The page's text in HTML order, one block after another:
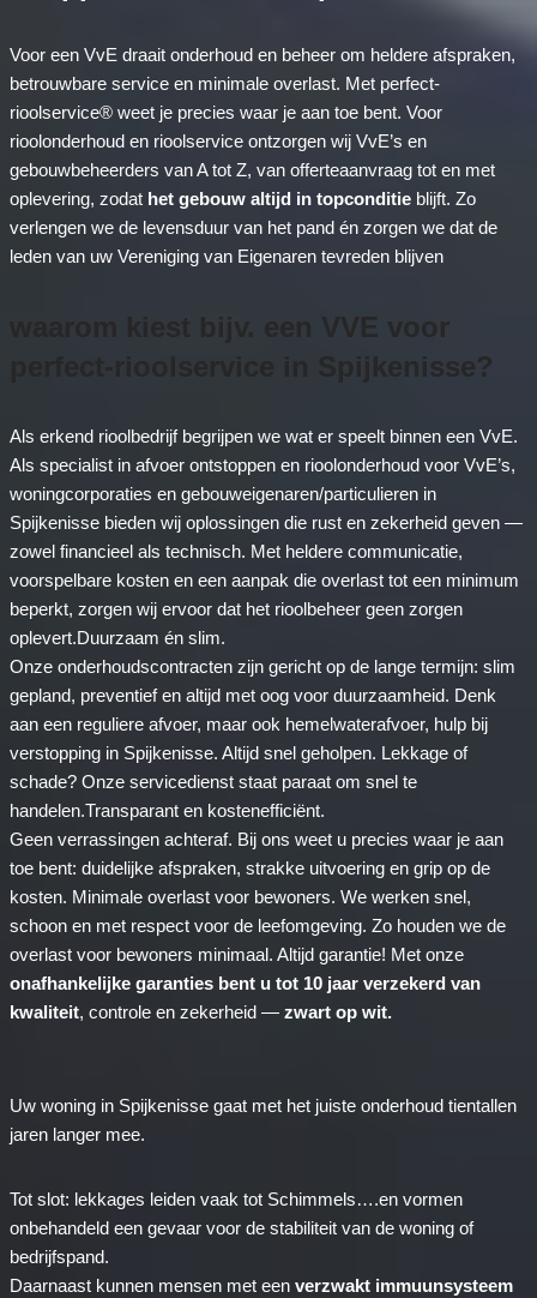
Voor een VvE draait onderhoud en beheer om heldere afspraken,
betrouwbare service en minimale overlast. Met perfect-
rioolservice® weet je precies waar je aan toe bent. Voor
rioolonderhoud en rioolservice ontzorgen wij VvE’s en
gebouwbeheerders van A tot Z, van offerteaanvraag tot en met
oplevering, zodat het gebouw altijd in topconditieblijft. Zo
verlengen we de levensduur van het pand én zorgen we dat de
leden van uw Vereniging van Eigenaren tevreden blijven
waarom kiest bijv. een VVE voor
perfect-rioolservice in Spijkenisse?
Als erkend rioolbedrijf begrijpen we wat er speelt binnen een VvE.
Als specialist in afvoer ontstoppen en rioolonderhoud voor VvE’s,
woningcorporaties en gebouweigenaren/particulieren in
Spijkenisse bieden wij oplossingen die rust en zekerheid geven —
zowel financieel als technisch. Met heldere communicatie,
voorspelbare kosten en een aanpak die overlast tot een minimum
beperkt, zorgen wij ervoor dat het rioolbeheer geen zorgen
oplevert.Duurzaam én slim.
Onze onderhoudscontracten zijn gericht op de lange termijn: slim
gepland, preventief en altijd met oog voor duurzaamheid. Denk
aan een reguliere afvoer, maar ook hemelwaterafvoer, hulp bij
verstopping in Spijkenisse. Altijd snel geholpen. Lekkage of
schade? Onze servicedienst staat paraat om snel te
handelen.Transparant en kostenefficiënt.
Geen verrassingen achteraf. Bij ons weet u precies waar je aan
toe bent: duidelijke afspraken, strakke uitvoering en grip op de
kosten. Minimale overlast voor bewoners. We werken snel,
schoon en met respect voor de leefomgeving. Zo houden we de
overlast voor bewoners minimaal. Altijd garantie! Met onze
onafhankelijke garanties bent u tot 10 jaar verzekerd van
kwaliteit, controle en zekerheid — zwart op wit.
Uw woning in Spijkenisse gaat met het juiste onderhoud tientallen
jaren langer mee.
Tot slot: lekkages leiden vaak tot Schimmels….en vormen
onbehandeld een gevaar voor de stabiliteit van de woning of
bedrijfspand.
Daarnaast kunnen mensen met een verzwakt immuunsysteem